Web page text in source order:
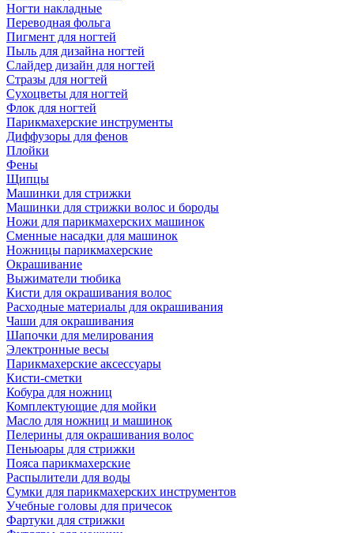
Ногти накладные
Переводная фольга
Пигмент для ногтей
Пыль для дизайна ногтей
Слайдер дизайн для ногтей
Стразы для ногтей
Сухоцветы для ногтей
Флок для ногтей
Парикмахерские инструменты
Диффузоры для фенов
Плойки
Фены
Щипцы
Машинки для стрижки
Машинки для стрижки волос и бороды
Ножи для парикмахерских машинок
Сменные насадки для машинок
Ножницы парикмахерские
Окрашивание
Выжиматели тюбика
Кисти для окрашивания волос
Расходные материалы для окрашивания
Чаши для окрашивания
Шапочки для мелирования
Электронные весы
Парикмахерские аксессуары
Кисти-сметки
Кобура для ножниц
Комплектующие для мойки
Масло для ножниц и машинок
Пелерины для окрашивания волос
Пеньюары для стрижки
Пояса парикмахерские
Распылители для воды
Сумки для парикмахерских инструментов
Учебные головы для причесок
Фартуки для стрижки